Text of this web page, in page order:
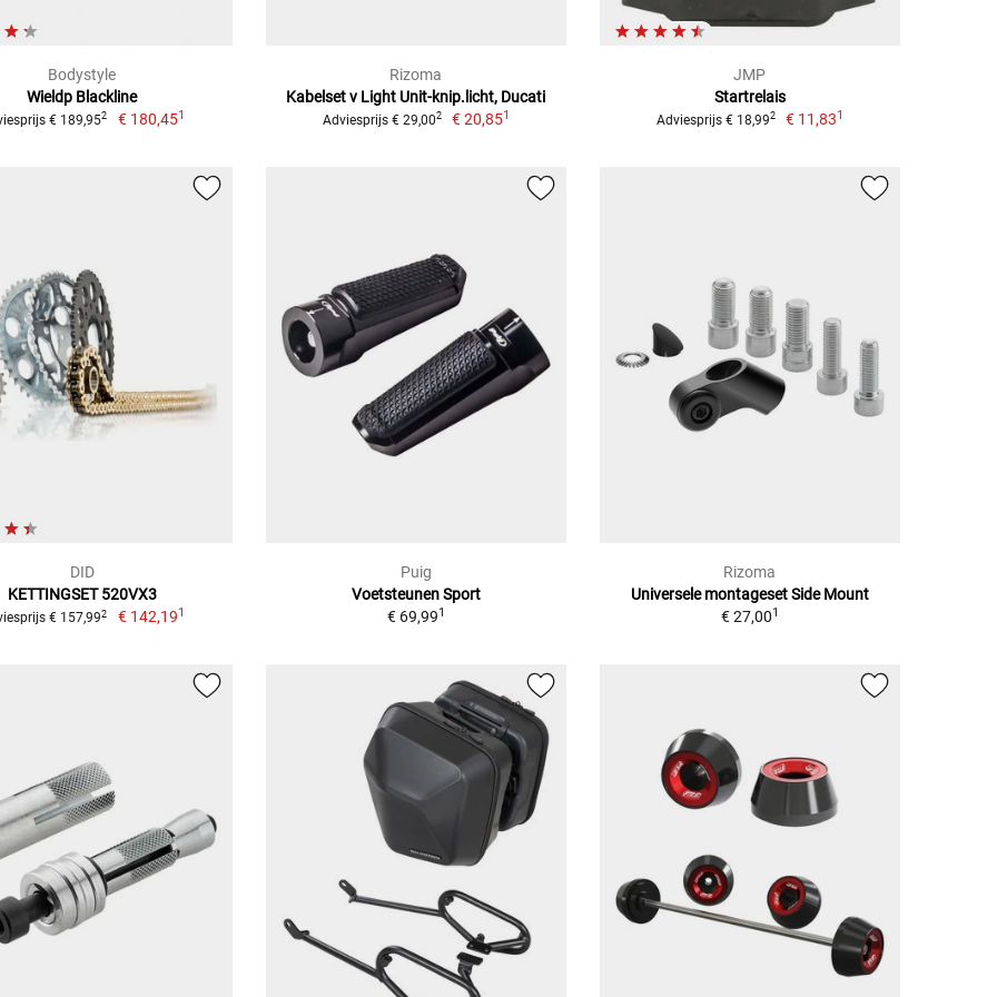
Bodystyle
Wieldp Blackline
€ 189,952 € 180,451
Rizoma
Kabelset v Light Unit-knip.licht, Ducati
Adviesprijs € 29,002 € 20,851
JMP
Startrelais
Adviesprijs € 18,992 € 11,831
DID
KETTINGSET 520VX3
€ 157,992 € 142,191
Puig
Voetsteunen Sport
€ 69,991
Rizoma
Universele montageset Side Mount
€ 27,001